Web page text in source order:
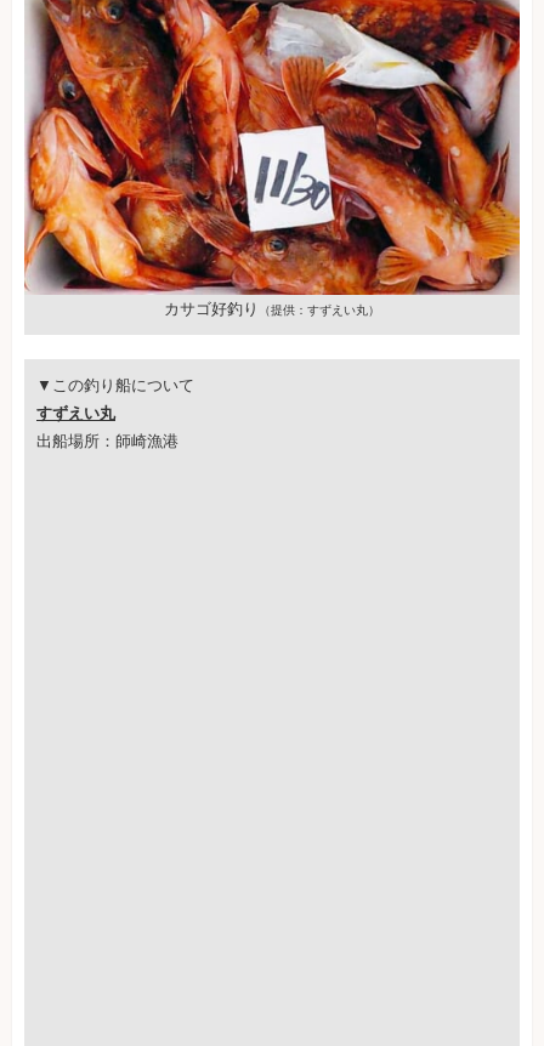
カサゴ好釣り （提供：すずえい丸）
▼この釣り船について
すずえい丸
出船場所：師崎漁港